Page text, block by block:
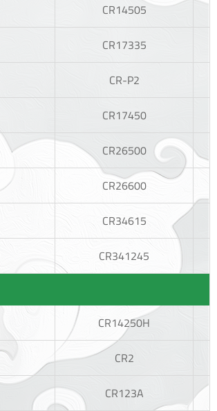
CR14505
CR17335
CR-P2
CR17450
CR26500
CR26600
CR34615
CR341245
CR14250H
CR2
CR123A